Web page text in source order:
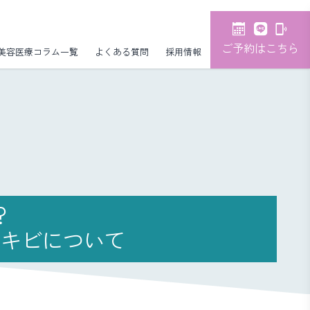
容医療コラム一覧 よくある質問 採用情報 ご予約はこちら
ビについて